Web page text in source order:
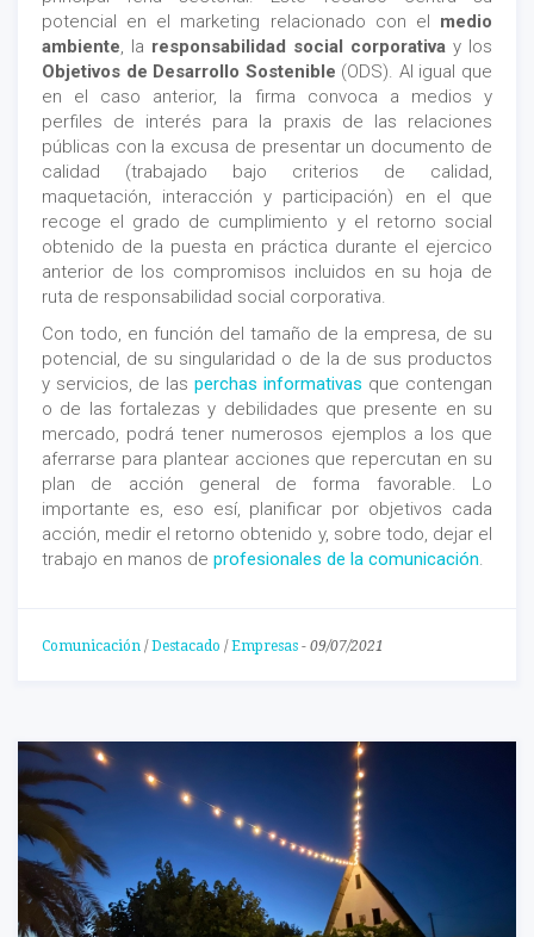
potencial en el marketing relacionado con el medio
ambiente, la responsabilidad social corporativay los
Objetivos de Desarrollo Sostenible (ODS). Al igual que
en el caso anterior, la firma convoca a medios y
perfiles de interés para la praxis de las relaciones
públicas con la excusa de presentar un documento de
calidad (trabajado bajo criterios de calidad,
maquetación, interacción y participación) en el que
recoge el grado de cumplimiento y el retorno social
obtenido de la puesta en práctica durante el ejercico
anterior de los compromisos incluidos en su hoja de
ruta de responsabilidad social corporativa.
Con todo, en función del tamaño de la empresa, de su
potencial, de su singularidad o de la de sus productos
y servicios, de las perchas informativas que contengan
o de las fortalezas y debilidades que presente en su
mercado, podrá tener numerosos ejemplos a los que
aferrarse para plantear acciones que repercutan en su
plan de acción general de forma favorable. Lo
importante es, eso esí, planificar por objetivos cada
acción, medir el retorno obtenido y, sobre todo, dejar el
trabajo en manos de profesionales de la comunicación.
Comunicación / Destacado / Empresas - 09/07/2021